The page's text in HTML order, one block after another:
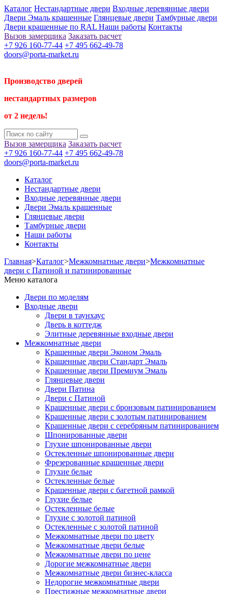
Каталог Нестандартные двери Входные деревянные двери
Двери Эмаль крашенные Глянцевые двери Тамбурные двери
Двери крашенные по RAL Наши работы Контакты
Вызов замерщика Заказать расчет
+7 926 160-77-44 +7 495 662-49-78
doors@porta-market.ru
Производство дверей
нестандартных размеров
от 2 недель!
Вызов замерщика Заказать расчет
+7 926 160-77-44 +7 495 662-49-78
doors@porta-market.ru
Каталог
Нестандартные двери
Входные деревянные двери
Двери Эмаль крашенные
Глянцевые двери
Тамбурные двери
Наши работы
Контакты
Главная>Каталог>Межкомнатные двери>Межкомнатные
двери с Патиной и патинированные
Меню каталога
Двери по моделям
Входные двери
Двери в таунхаус
Дверь в коттедж
Элитные деревянные входные двери
Межкомнатные двери
Крашенные двери Эконом Эмаль
Крашенные двери Стандарт Эмаль
Крашенные двери Премиум Эмаль
Глянцевые двери
Двери Патина
Двери с Патиной
Крашенные двери с бронзовым патинированием
Крашенные двери с золотым патинированием
Крашенные двери с серебряным патинированием
Шпонированные двери
Глухие шпонированные двери
Остекленные шпонированные двери
Фрезерованные крашенные двери
Глухие белые
Остекленные белые
Крашенные двери с багетной рамкой
Глухие белые
Остекленные белые
Глухие с золотой патиной
Остекленные с золотой патиной
Межкомнатные двери по цвету
Межкомнатные двери белые
Межкомнатные двери по цене
Дорогие межкомнатные двери
Межкомнатные двери бизнес-класса
Недорогие межкомнатные двери
Престижные межкомнатные двери